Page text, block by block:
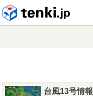
台風13号情報